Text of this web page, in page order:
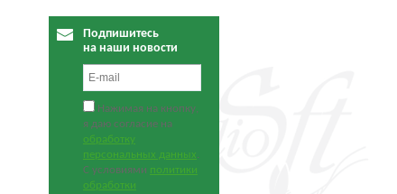
Подпишитесь
на наши новости
Нажимая на кнопку,
я даю согласие на
обработку
персональных данных.
С условиями политики
обработки